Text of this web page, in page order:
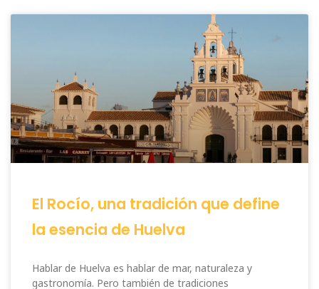
El Rocío, una tradición que define
la esencia de Huelva
Hablar de Huelva es hablar de mar, naturaleza y
gastronomía. Pero también de tradiciones